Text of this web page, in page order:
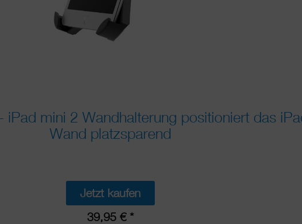
iPad mini 2 Wandhalterung positioniert das
Wand platzsparend
Jetzt kaufen
39,95 € *